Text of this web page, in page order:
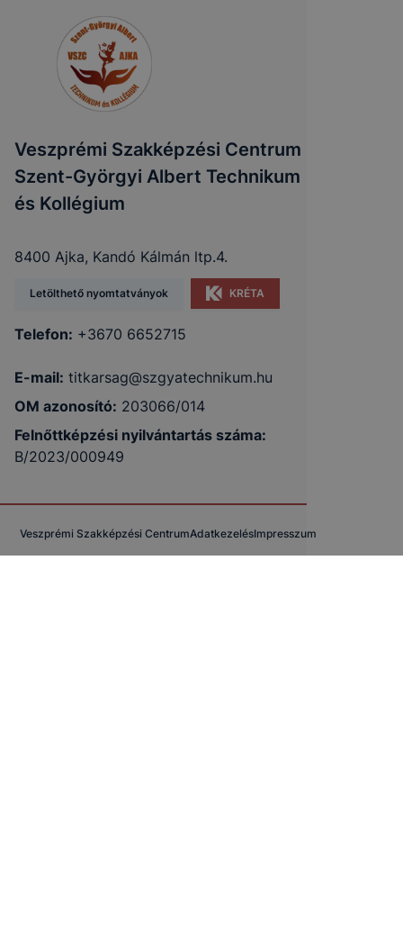
Veszprémi Szakképzési Centrum
Szent-Györgyi Albert Technikum
és Kollégium
8400 Ajka, Kandó Kálmán ltp.4.
Letölthető nyomtatványok KRÉTA
Telefon: +3670 6652715
E-mail: titkarsag@szgyatechnikum.hu
OM azonosító: 203066/014
Felnőttképzési nyilvántartás száma:
B/2023/000949
Veszprémi Szakképzési CentrumAdatkezelésImpresszum